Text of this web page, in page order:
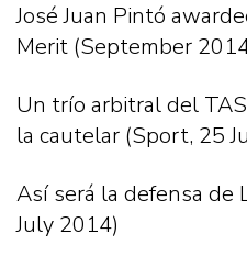
José Juan Pintó
Merit (September
Un trío arbitral del
la cautelar (Sport, 25
Así será la defensa de
July 2014)